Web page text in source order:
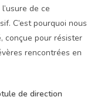
de ce
C’est pourquoi nous
conçue pour résister
rencontrées en
de direction